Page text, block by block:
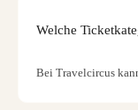
Welche
Bei Travelcircus